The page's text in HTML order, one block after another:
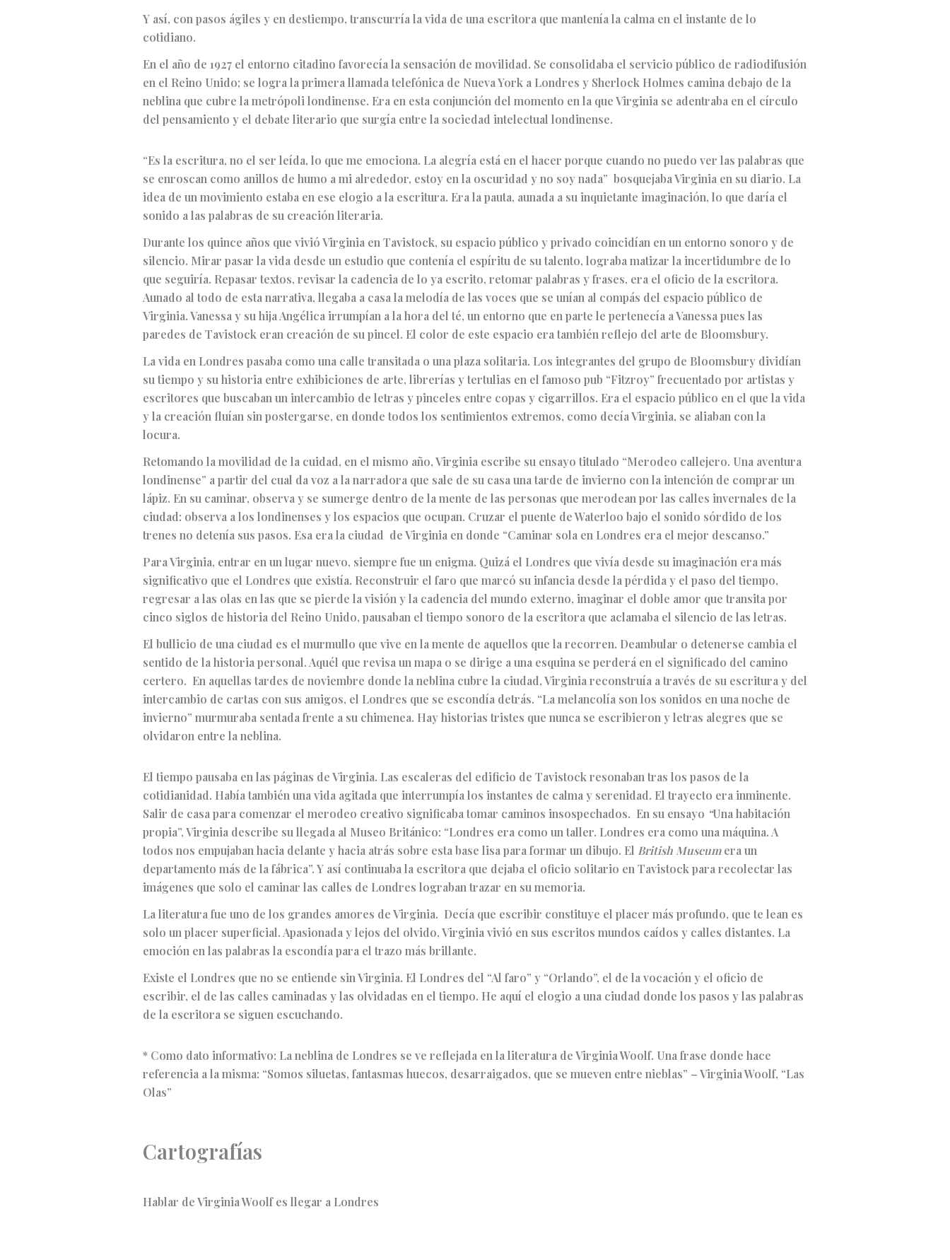
Y así, con pasos ágiles y en destiempo, transcurría la vida de una escritora que mantenía la calma en el instante de lo
cotidiano.
En el año de 1927 el entorno citadino favorecía la sensación de movilidad. Se consolidaba el servicio público de radiodifusión
en el Reino Unido; se logra la primera llamada telefónica de Nueva York a Londres y Sherlock Holmes camina debajo de la
neblina que cubre la metrópoli londinense. Era en esta conjunción del momento en la que Virginia se adentraba en el círculo
del pensamiento y el debate literario que surgía entre la sociedad intelectual londinense.
“Es la escritura, no el ser leída, lo que me emociona. La alegría está en el hacer porque cuando no puedo ver las palabras que
se enroscan como anillos de humo a mi alrededor, estoy en la oscuridad y no soy nada” bosquejaba Virginia en su diario. La
idea de un movimiento estaba en ese elogio a la escritura. Era la pauta, aunada a su inquietante imaginación, lo que daría el
sonido a las palabras de su creación literaria.
Durante los quince años que vivió Virginia en Tavistock, su espacio público y privado coincidían en un entorno sonoro y de
silencio. Mirar pasar la vida desde un estudio que contenía el espíritu de su talento, lograba matizar la incertidumbre de lo
que seguiría. Repasar textos, revisar la cadencia de lo ya escrito, retomar palabras y frases, era el oficio de la escritora.
Aunado al todo de esta narrativa, llegaba a casa la melodía de las voces que se unían al compás del espacio público de
Virginia. Vanessa y su hija Angélica irrumpían a la hora del té, un entorno que en parte le pertenecía a Vanessa pues las
paredes de Tavistock eran creación de su pincel. El color de este espacio era también reflejo del arte de Bloomsbury.
La vida en Londres pasaba como una calle transitada o una plaza solitaria. Los integrantes del grupo de Bloomsbury dividían
su tiempo y su historia entre exhibiciones de arte, librerías y tertulias en el famoso pub “Fitzroy” frecuentado por artistas y
escritores que buscaban un intercambio de letras y pinceles entre copas y cigarrillos. Era el espacio público en el que la vida
y la creación fluían sin postergarse, en donde todos los sentimientos extremos, como decía Virginia, se aliaban con la
locura.
Retomando la movilidad de la cuidad, en el mismo año, Virginia escribe su ensayo titulado “Merodeo callejero. Una aventura
londinense” a partir del cual da voz a la narradora que sale de su casa una tarde de invierno con la intención de comprar un
lápiz. En su caminar, observa y se sumerge dentro de la mente de las personas que merodean por las calles invernales de la
ciudad: observa a los londinenses y los espacios que ocupan. Cruzar el puente de Waterloo bajo el sonido sórdido de los
trenes no detenía sus pasos. Esa era la ciudad de Virginia en donde “Caminar sola en Londres era el mejor descanso.”
Para Virginia, entrar en un lugar nuevo, siempre fue un enigma. Quizá el Londres que vivía desde su imaginación era más
significativo que el Londres que existía. Reconstruir el faro que marcó su infancia desde la pérdida y el paso del tiempo,
regresar a las olas en las que se pierde la visión y la cadencia del mundo externo, imaginar el doble amor que transita por
cinco siglos de historia del Reino Unido, pausaban el tiempo sonoro de la escritora que aclamaba el silencio de las letras.
El bullicio de una ciudad es el murmullo que vive en la mente de aquellos que la recorren. Deambular o detenerse cambia el
sentido de la historia personal. Aquél que revisa un mapa o se dirige a una esquina se perderá en el significado del camino
certero. En aquellas tardes de noviembre donde la neblina cubre la ciudad, Virginia reconstruía a través de su escritura y del
intercambio de cartas con sus amigos, el Londres que se escondía detrás. “La melancolía son los sonidos en una noche de
invierno” murmuraba sentada frente a su chimenea. Hay historias tristes que nunca se escribieron y letras alegres que se
olvidaron entre la neblina.
El tiempo pausaba en las páginas de Virginia. Las escaleras del edificio de Tavistock resonaban tras los pasos de la
cotidianidad. Había también una vida agitada que interrumpía los instantes de calma y serenidad. El trayecto era inminente.
Salir de casa para comenzar el merodeo creativo significaba tomar caminos insospechados. En su ensayo “Una habitación
propia”, Virginia describe su llegada al Museo Británico: “Londres era como un taller. Londres era como una máquina. A
todos nos empujaban hacia delante y hacia atrás sobre esta base lisa para formar un dibujo. El British Museumera un
departamento más de la fábrica”. Y así continuaba la escritora que dejaba el oficio solitario en Tavistock para recolectar las
imágenes que solo el caminar las calles de Londres lograban trazar en su memoria.
La literatura fue uno de los grandes amores de Virginia. Decía que escribir constituye el placer más profundo, que te lean es
solo un placer superficial. Apasionada y lejos del olvido, Virginia vivió en sus escritos mundos caídos y calles distantes. La
emoción en las palabras la escondía para el trazo más brillante.
Existe el Londres que no se entiende sin Virginia. El Londres del “Al faro” y “Orlando”, el de la vocación y el oficio de
escribir, el de las calles caminadas y las olvidadas en el tiempo. He aquí el elogio a una ciudad donde los pasos y las palabras
de la escritora se siguen escuchando.
* Como dato informativo: La neblina de Londres se ve reflejada en la literatura de Virginia Woolf. Una frase donde hace
referencia a la misma: “Somos siluetas, fantasmas huecos, desarraigados, que se mueven entre nieblas” – Virginia Woolf, “Las
Olas”
Cartografías
Hablar de Virginia Woolf es llegar a Londres